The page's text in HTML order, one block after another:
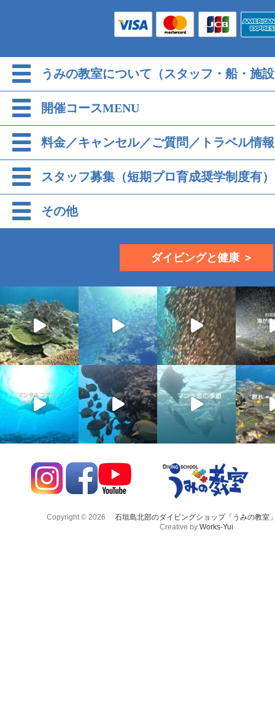
うみの教室について（スタッフ・船・施
開催コースMENU
料金／キャンセル／ご質問／トラベル情報
スタッフ募集（短期プロ育成奨学制度有）
その他
ダイビングと健康 ＞
Copyright © 2026
石垣島北部のダイビングショップ「うみの教室
Creative by Works-Yui